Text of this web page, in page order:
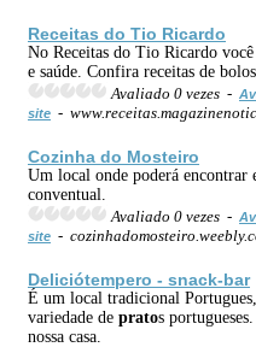
Receitas do Tio Ricardo
No Receitas do Tio Ricardo
e saúde. Confira receitas de
Avaliado 0 vezes -
site -
Cozinha do Mosteiro
Um local onde poderá encontrar
conventual.
Avaliado 0 vezes -
site -
Deliciótempero - snack-bar
É um local tradicional
variedade de pratos
nossa casa.